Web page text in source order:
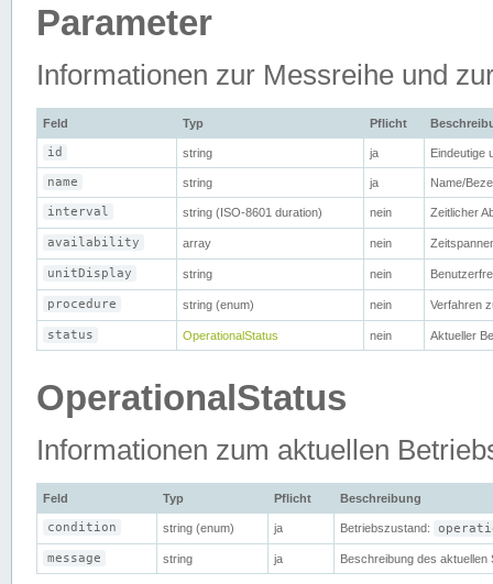
Parameter
Informationen zur Messreihe und
Feld Typ Pflicht
id string ja Eindeutige
name string ja Name/
interval string (ISO-8601 duration) nein Zeitlicher
availability array nein
unitDisplay string nein
procedure string (enum) nein Verfahren
status OperationalStatus nein Aktueller
OperationalStatus
Informationen zum aktuellen
Feld Typ Pflicht Beschreibung
condition string (enum) ja Betriebszustand:
message string ja Beschreibung des